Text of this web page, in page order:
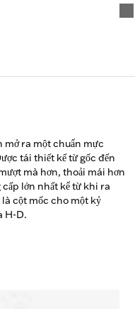
ra một chuẩn mực
tái thiết kế từ gốc đến
mà hơn, thoải mái hơn
lớn nhất kể từ khi ra
cột mốc cho một kỷ
H-D.